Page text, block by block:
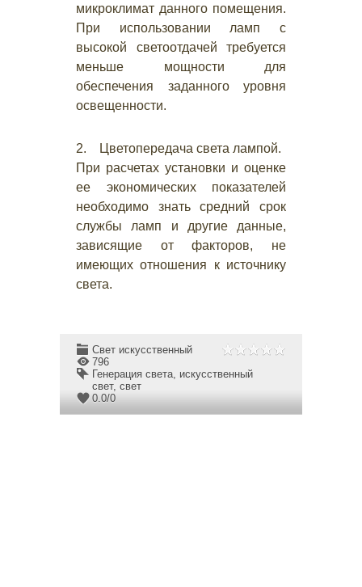
микроклимат данного помещения.
При использовании ламп с
высокой светоотдачей требуется
меньше мощности для
обеспечения заданного уровня
освещенности.
2. Цветопередача света лампой.
При расчетах установки и оценке
ее экономических показателей
необходимо знать средний срок
службы ламп и другие данные,
зависящие от факторов, не
имеющих отношения к источнику
света.
Свет искусственный
796
Генерация света, искусственный
свет, свет
0.0/0